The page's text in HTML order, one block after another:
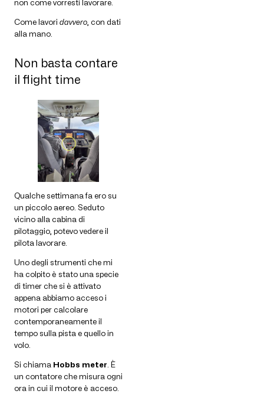
non come vorresti lavorare.
Come lavori davvero, con dati
alla mano.
Non basta contare
il flight time
Qualche settimana fa ero su
un piccolo aereo. Seduto
vicino alla cabina di
pilotaggio, potevo vedere il
pilota lavorare.
Uno degli strumenti che mi
ha colpito è stato una specie
di timer che si è attivato
appena abbiamo acceso i
motori per calcolare
contemporaneamente il
tempo sulla pista e quello in
volo.
Si chiama Hobbs meter . È
un contatore che misura ogni
ora in cui il motore è acceso.